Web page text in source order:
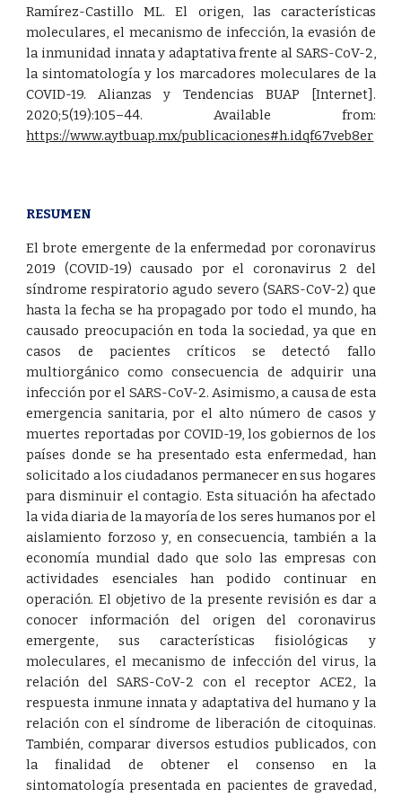
Ramírez-Castillo ML. El origen, las características
moleculares, el mecanismo de infección, la evasión de
la inmunidad innata y adaptativa frente al SARS-CoV-2,
la sintomatología y los marcadores moleculares de la
COVID-19. Alianzas y Tendencias BUAP [Internet].
2020;5(19):105–44. Available from:
https://www.aytbuap.mx/publicaciones#h.idqf67veb8er
RESUMEN
El brote emergente de la enfermedad por coronavirus
2019 (COVID-19) causado por el coronavirus 2 del
síndrome respiratorio agudo severo (SARS-CoV-2) que
hasta la fecha se ha propagado por todo el mundo, ha
causado preocupación en toda la sociedad, ya que en
casos de pacientes críticos se detectó fallo
multiorgánico como consecuencia de adquirir una
infección por el SARS-CoV-2. Asimismo, a causa de esta
emergencia sanitaria, por el alto número de casos y
muertes reportadas por COVID-19, los gobiernos de los
países donde se ha presentado esta enfermedad, han
solicitado a los ciudadanos permanecer en sus hogares
para disminuir el contagio. Esta situación ha afectado
la vida diaria de la mayoría de los seres humanos por el
aislamiento forzoso y, en consecuencia, también a la
economía mundial dado que solo las empresas con
actividades esenciales han podido continuar en
operación. El objetivo de la presente revisión es dar a
conocer información del origen del coronavirus
emergente, sus características fisiológicas y
moleculares, el mecanismo de infección del virus, la
relación del SARS-CoV-2 con el receptor ACE2, la
respuesta inmune innata y adaptativa del humano y la
relación con el síndrome de liberación de citoquinas.
También, comparar diversos estudios publicados, con
la finalidad de obtener el consenso en la
sintomatología presentada en pacientes de gravedad,